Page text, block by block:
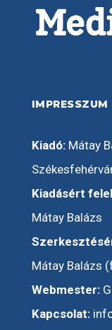
IMPRESSZUM
Kiadó:Mátay
Kiadásért
Mátay Balázs
Mátay Balázs
Webmester:
Kapcsolat: